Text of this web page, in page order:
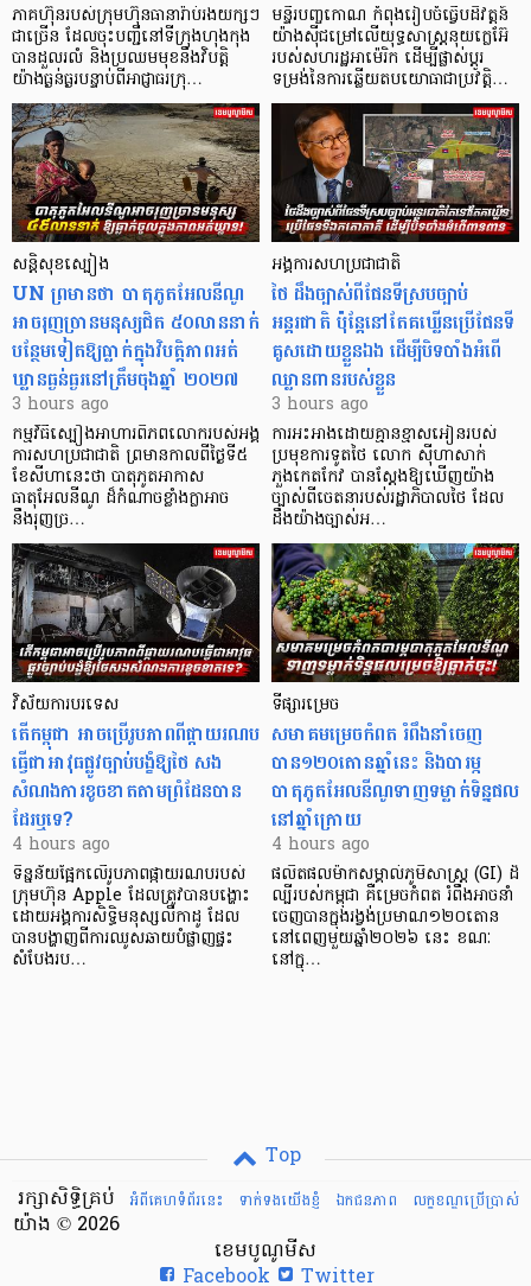
ភាគហ៊ុនរបស់ក្រុមហ៊ុនធានារ៉ាប់រងយក្សៗ
ជាច្រើន ដែលចុះបញ្ជីនៅទីក្រុងហុងកុង
បានដួលរលំ និងប្រឈមមុខនឹងវិបត្តិ
យ៉ាងធ្ងន់ធ្ងរបន្ទាប់ពីអាជ្ញាធរក្រុ…
មន្ទីរបញ្ចកោណ កំពុងរៀបចំធ្វើបដិវត្តន៍
យ៉ាងស៊ីជម្រៅលើយុទ្ធសាស្ត្រនុយក្លេអ៊ែ
របស់សហរដ្ឋអាម៉េរិក ដើម្បីផ្លាស់ប្តូរ
ទម្រង់នៃការឆ្លើយតបយោធាជាប្រវត្តិ…
សន្តិសុខស្បៀង
UN ព្រមានថា បាតុភូតអែលនីណូ
អាចរុញច្រានមនុស្សជិត ៥០លាននាក់
បន្ថែមទៀតឱ្យធ្លាក់ក្នុងវិបត្តិ​ភាពអត់
ឃ្លានធ្ងន់ធ្ងរនៅត្រឹមចុងឆ្នាំ ២០២៧
3 hours ago
កម្មវិធីស្បៀងអាហារពិភពលោករបស់អង្គ
ការសហប្រជាជាតិ ព្រមាន​កាលពីថ្ងៃទី៥
ខែសីហានេះថា បាតុភូតអាកាស
ធាតុអែលនីណូ ដ៏កំណាចខ្លាំងក្លាអាច
នឹងរុញច្រ…
អង្គការសហប្រជាជាតិ
ថៃ ដឹងច្បាស់ពីផែនទីស្របច្បាប់
អន្តរជាតិ ប៉ុន្តែនៅតែគឃ្លើនប្រើផែនទី
គូសដោយខ្លួនឯង ដើម្បីបិទបាំងអំពើ
ឈ្លានពានរបស់ខ្លួន
3 hours ago
ការអះអាងដោយគ្មានខ្មាសអៀនរបស់
ប្រមុខការទូតថៃ លោក ស៊ីហាសាក់
ភួងកេតកែវ បានស្តែងឱ្យឃើញយ៉ាង
ច្បាស់ពីចេតនារបស់រដ្ឋាភិបាលថៃ ដែល
ដឹងយ៉ាងច្បាស់អ…
វិស័យការបរទេស
តើកម្ពុជា អាចប្រើរូបភាពពីផ្កាយរណប
ធ្វើជាអាវុធផ្លូវច្បាប់បង្ខំឱ្យថៃ សង
សំណងការខូចខាតតាមព្រំដែនបាន
ដែរឬទេ?​
4 hours ago
ទិន្នន័យផ្អែកលើរូបភាពផ្កាយរណបរបស់
ក្រុមហ៊ុន Apple ដែលត្រូវបានបង្ហោះ
ដោយអង្គការសិទ្ធិមនុស្សលីកាដូ ដែល
បានបង្ហាញពីការឈូសឆាយបំផ្លាញផ្ទះ
សំបែងរប…
ទីផ្សារម្រេច
សមាគមម្រេចកំពត រំពឹងនាំចេញ
បាន១២០តោនឆ្នាំនេះ និងបារម្ភ
បាតុភូតអែលនីណូទាញទម្លាក់ទិន្នផល
នៅឆ្នាំក្រោយ
4 hours ago
ផលិតផលម៉ាកសម្គាល់ភូមិសាស្ត្រ (GI) ដ៏
ល្បីរបស់កម្ពុជា គឺម្រេចកំពត រំពឹងអាចនាំ
ចេញបានក្នុងរង្វង់ប្រមាណ១២០តោន
នៅពេញមួយឆ្នាំ២០២៦ នេះ ខណៈ
នៅក្នុ…
Top
អំពីគេហទំព័រនេះ
ទាក់ទងយើងខ្ញំ ឯកជនភាព លក្ខខណ្ឌ​ប្រើ​ប្រាស់
រក្សាសិទ្ធិគ្រប់
យ៉ាង © 2026
ខេមបូណូមីស
Facebook
Twitter